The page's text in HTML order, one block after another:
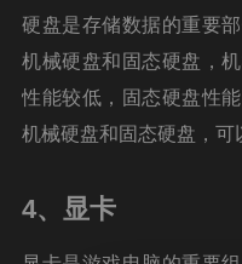
硬盘是存储数据的重要
机械硬盘和固态硬盘，
性能较低，固态硬盘性
机械硬盘和固态硬盘，可
4、显卡